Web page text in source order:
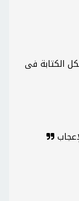
الكتابة فى